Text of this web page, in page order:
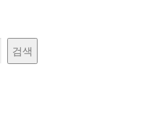
검색